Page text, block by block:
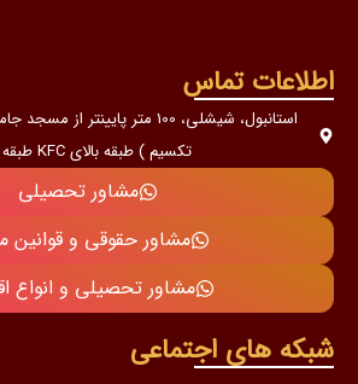
اطلاعات تماس
استانبول، شیشلی، 100 متر
تکسیم ) طبقه بالای KFC طبقه سوم
مشاور تحصیلی
مشاور حقوقی و قوانین
مشاور تحصیلی و انواع
شبکه های اجتماعی